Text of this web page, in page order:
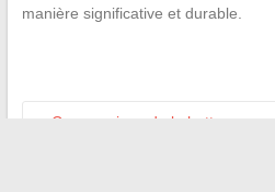
manière significative et durable.
Comparaison de la hotte nue